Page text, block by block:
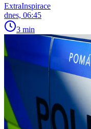
ExtraInspirace
dnes, 06:45
3 min